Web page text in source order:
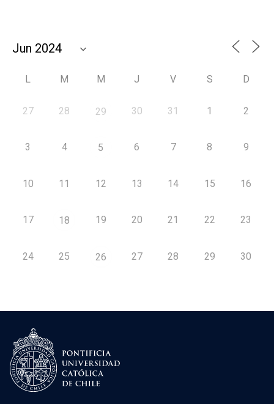
L M M J V S D
27 28 29 30 31 1 2
3 4 5 6 7 8 9
10 11 12 13 14 15 16
17 18 19 20 21 22 23
24 25 26 27 28 29 30